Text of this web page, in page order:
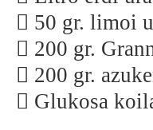
 50 gr. limoi
 200 gr.
 200 gr.
 Glukosa